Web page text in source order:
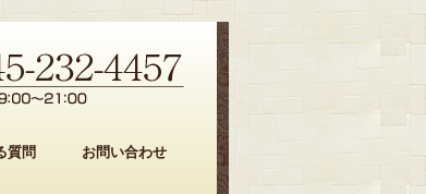
質問 お問い合わせ